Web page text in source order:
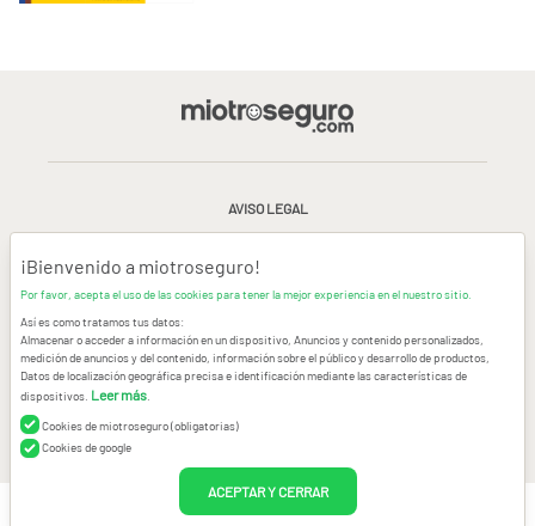
AVISO LEGAL
CONDICIONES GENERALES DE USO
CONTACTAR
© Copyright miotroseguro.com 2026. Todos los derechos reservados
Images designed byFreepik
¡Bienvenido a miotroseguro!
Por favor, acepta el uso de las cookies para tener la mejor experiencia en el nuestro sitio.
Así es como tratamos tus datos:
Almacenar o acceder a información en un dispositivo, Anuncios y contenido personalizados,
medición de anuncios y del contenido, información sobre el público y desarrollo de productos,
Datos de localización geográfica precisa e identificación mediante las características de
dispositivos. Leer más
Cookies de miotroseguro (obligatorias)
Cookies de google
ACEPTAR Y CERRAR